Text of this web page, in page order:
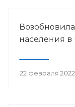
населения
22 февраля 2022